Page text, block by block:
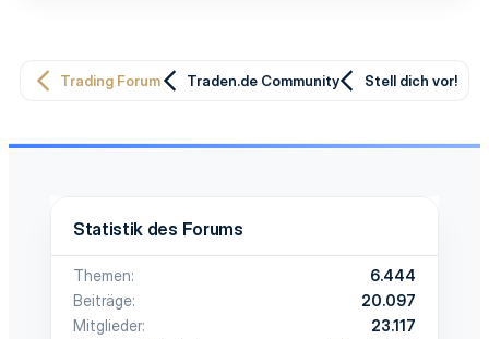
Trading Forum Traden.de Community Stell dich vor!
Statistik des Forums
Themen
6.444
Beiträge
20.097
Mitglieder
23.117